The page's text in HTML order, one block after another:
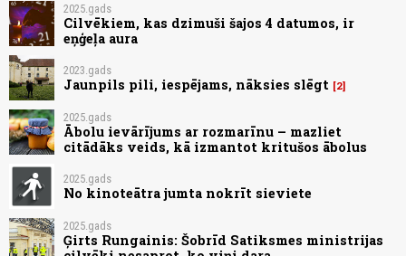
2025.gads
Cilvēkiem, kas dzimuši šajos 4 datumos, ir
eņģeļa aura
2023.gads
Jaunpils pili, iespējams, nāksies slēgt 2
2025.gads
Ābolu ievārījums ar rozmarīnu – mazliet
citādāks veids, kā izmantot kritušos ābolus
2025.gads
No kinoteātra jumta nokrīt sieviete
2025.gads
Ģirts Rungainis: Šobrīd Satiksmes ministrijas